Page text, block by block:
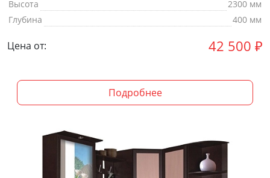
Высота
2300 мм
Глубина
400 мм
Цена от: 42 500 ₽
Подробнее